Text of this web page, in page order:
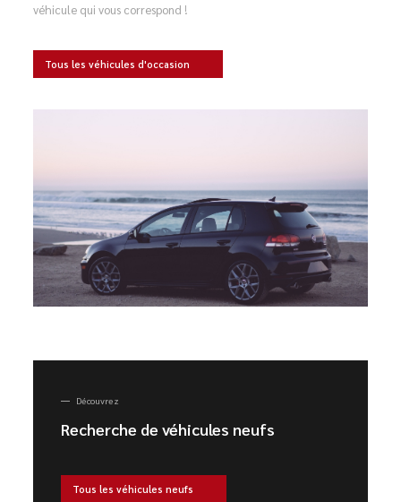
véhicule qui vous correspond !
Tous les véhicules d'occasion
Découvrez
Recherche de véhicules neufs
Tous les véhicules neufs